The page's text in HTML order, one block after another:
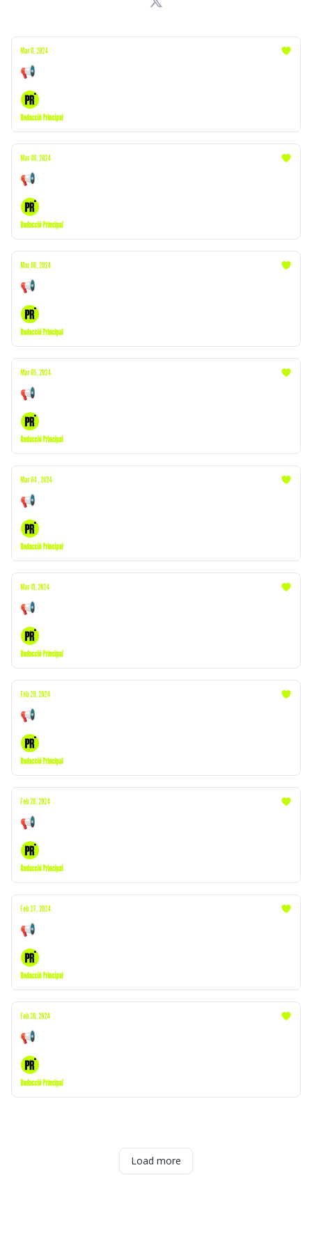
Mar 11, 2024
📢 Cas Koldo | Successos | Ricard Ustrell
Redacció Principal
Mar 08, 2024
📢 Violència sexual | Successos | Amnistia
Redacció Principal
Mar 06, 2024
📢 Amnistia | Sorteig | Úrsula Corberó
Redacció Principal
Mar 05, 2024
📢 Nou partit | Successos | Amancio Ortega
Redacció Principal
Mar 04, 2024
📢 Eleccions | Successos | Laura Escanes
Redacció Principal
Mar 01, 2024
📢 Successos | Escapades | Susanna Griso
Redacció Principal
Feb 29, 2024
📢 Puigdemont | Infidelitats | Ada Colau
Redacció Principal
Feb 28, 2024
📢 Koldo | Successos | Froilán
Redacció Principal
Feb 27, 2024
📢 Ábalos | Successos | Lildami
Redacció Principal
Feb 26, 2024
📢 Cas Koldo | Infart Turull | Joel Joan
Redacció Principal
Load more